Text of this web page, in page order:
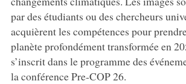
par des étudiants ou des chercheurs
acquièrent les compétences pour
planète profondément transformée en
s’inscrit dans le programme des
la conférence Pre-COP 26.